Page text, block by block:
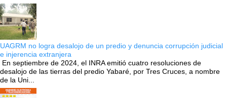
UAGRM no logra desalojo de un predio y denuncia corrupción judicial
e injerencia extranjera
En septiembre de 2024, el INRA emitió cuatro resoluciones de
desalojo de las tierras del predio Yabaré, por Tres Cruces, a nombre
de la Uni...